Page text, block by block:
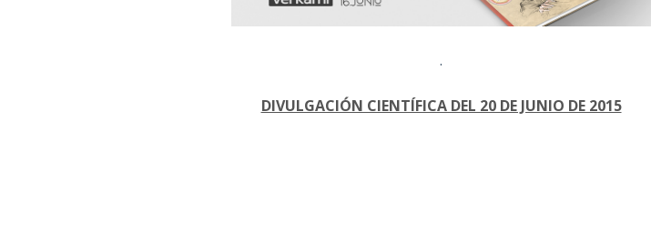
.
DIVULGACIÓN CIENTÍFICA DEL 20 DE JUNIO DE 2015